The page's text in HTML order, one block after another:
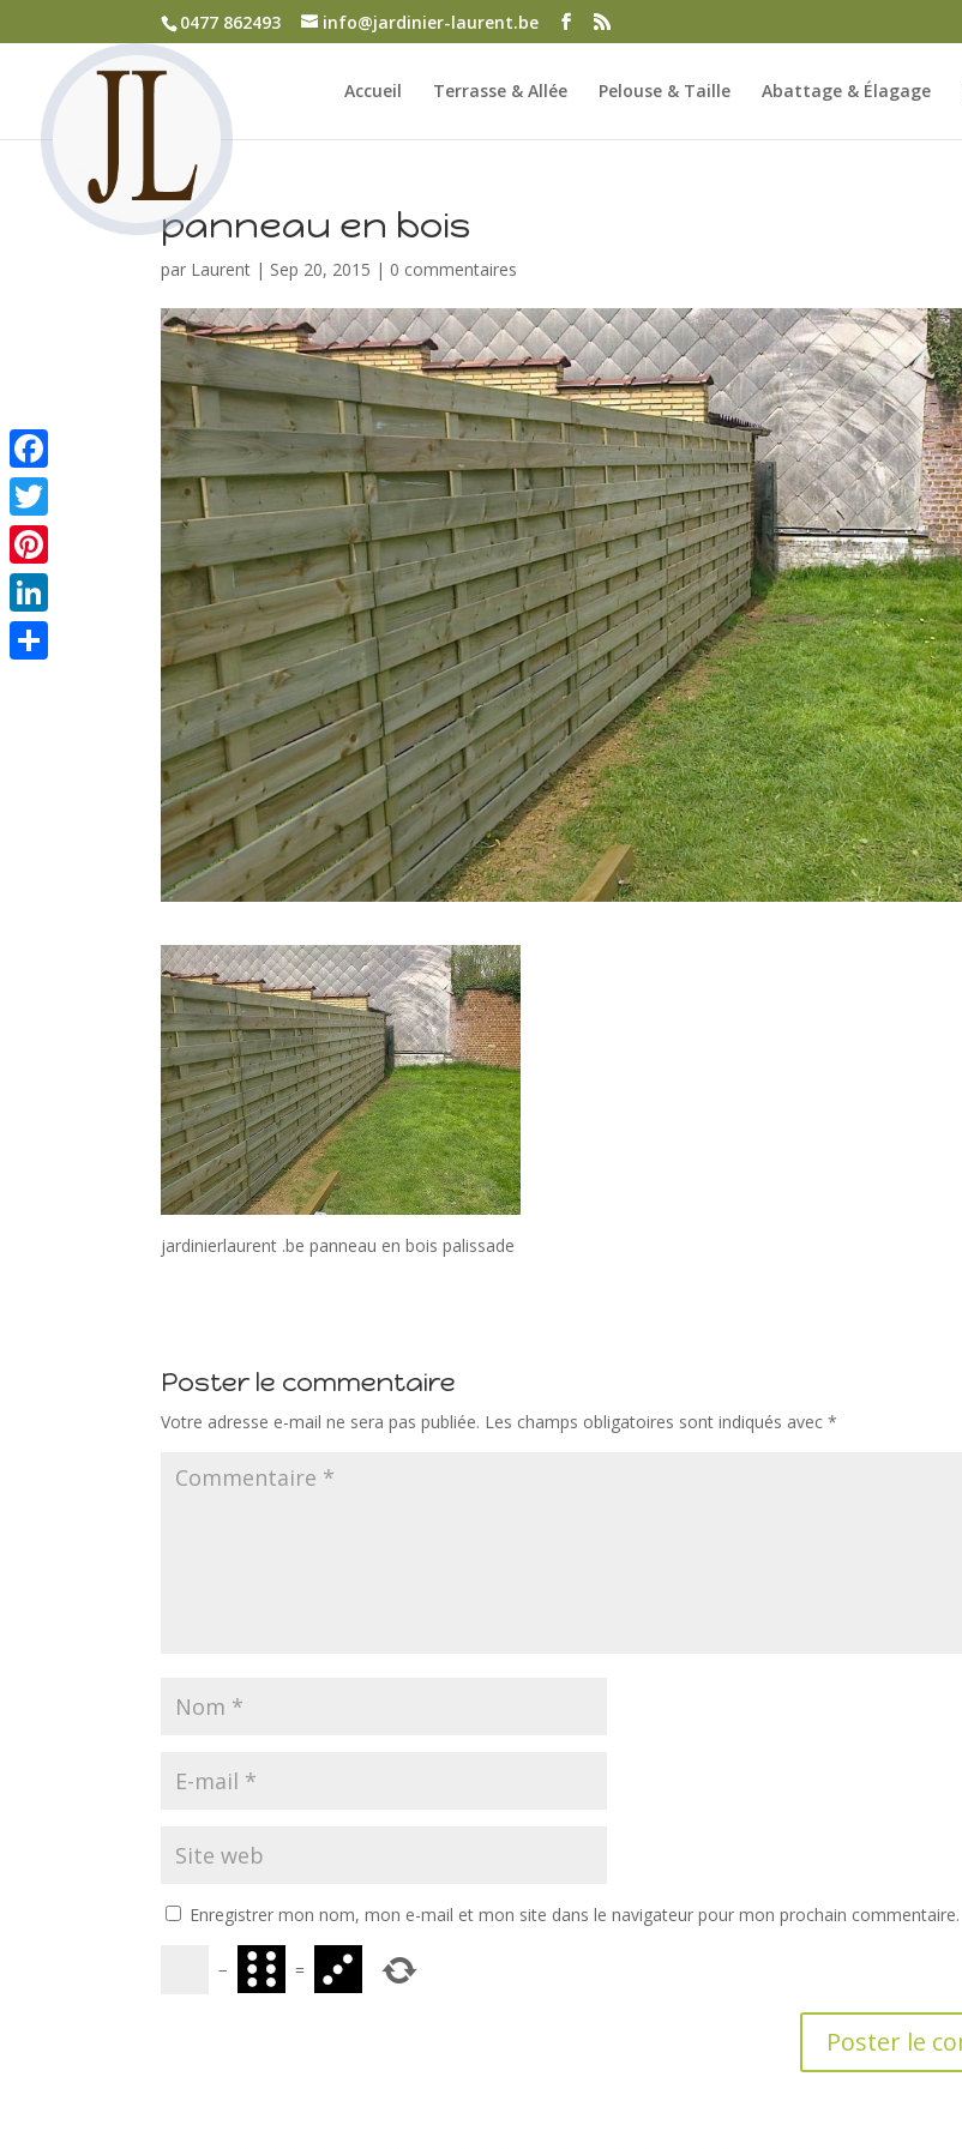
0477 862493 info@jardinier-laurent.be
Accueil Terrasse & Allée Pelouse & Taille Abattage & Élagage
panneau en bois
par Laurent | Sep 20, 2015 | 0 commentaires
jardinierlaurent .be panneau en bois palissade
Poster le commentaire
Votre adresse e-mail ne sera pas publiée. Les champs obligatoires sont indiqués avec*
Enregistrer mon nom, mon e-mail et mon site dans le navigateur pour mon prochain commentaire.
− =
Facebook
Twitter
Pinterest
LinkedIn